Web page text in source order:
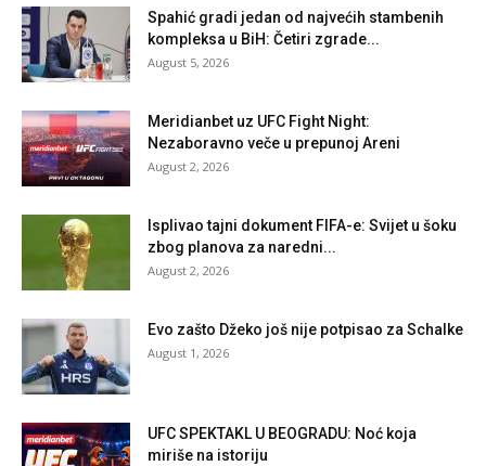
Spahić gradi jedan od najvećih stambenih
kompleksa u BiH: Četiri zgrade...
August 5, 2026
Meridianbet uz UFC Fight Night:
Nezaboravno veče u prepunoj Areni
August 2, 2026
Isplivao tajni dokument FIFA-e: Svijet u šoku
zbog planova za naredni...
August 2, 2026
Evo zašto Džeko još nije potpisao za Schalke
August 1, 2026
UFC SPEKTAKL U BEOGRADU: Noć koja
miriše na istoriju